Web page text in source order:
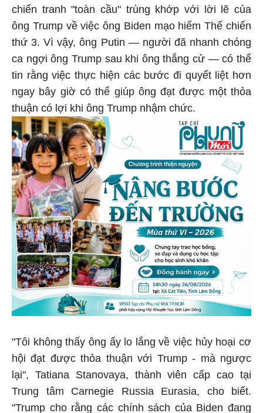
chiến tranh "toàn cầu" trùng khớp với lời lẽ của
ông Trump về việc ông Biden mạo hiểm Thế chiến
thứ 3. Vì vậy, ông Putin — người đã nhanh chóng
ca ngợi ông Trump sau khi ông thắng cử — có thể
tin rằng việc thực hiện các bước đi quyết liệt hơn
ngay bây giờ có thể giúp ông đạt được một thỏa
thuận có lợi khi ông Trump nhậm chức.
"Tôi không thấy ông ấy lo lắng về việc hủy hoại cơ
hội đạt được thỏa thuận với Trump - mà ngược
lại", Tatiana Stanovaya, thành viên cấp cao tại
Trung tâm Carnegie Russia Eurasia, cho biết.
"Trump cho rằng các chính sách của Biden đang